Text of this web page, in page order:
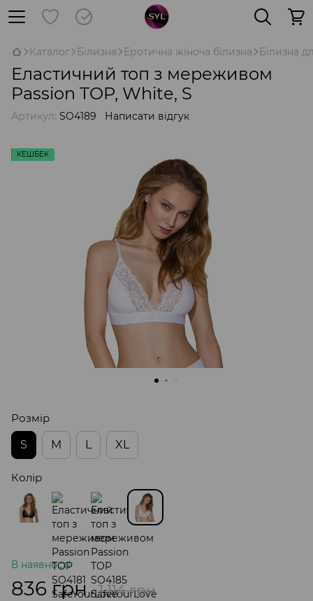
Каталог Білизна Еротична жіноча білизна Білизна
Еластичний топ з мереживом
Passion TOP, White, S
Артикул: SO4189 Написати відгук
КЕШБЕК
Розмір
S
M L XL
Колір
В наявності
836 грн 1 114 грн